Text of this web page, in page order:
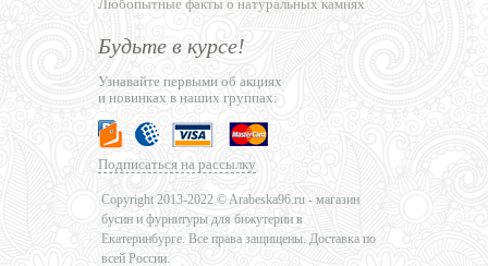
Любопытные факты о натуральных камнях
Будьте в курсе!
Узнавайте первыми об акциях
и новинках в наших группах:
Подписаться на рассылку
Copyright 2013-2022 © Arabeska96.ru - магазин
бусин и фурнитуры для бижутерии в
Екатеринбурге. Все права защищены. Доставка по
всей России.